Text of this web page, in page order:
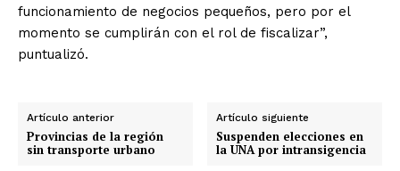
funcionamiento de negocios pequeños, pero por el
momento se cumplirán con el rol de fiscalizar”,
puntualizó.
Artículo anterior
Provincias de la región
sin transporte urbano
Artículo siguiente
Suspenden elecciones en
la UNA por intransigencia